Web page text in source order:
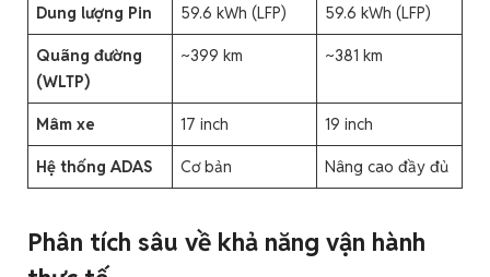
Dung lượng Pin 59.6 kWh (LFP) 59.6 kWh (LFP)
Quãng đường
(WLTP)
~399 km ~381 km
Mâm xe 17 inch 19 inch
Hệ thống ADAS Cơ bản Nâng cao đầy đủ
Phân tích sâu về khả năng vận hành